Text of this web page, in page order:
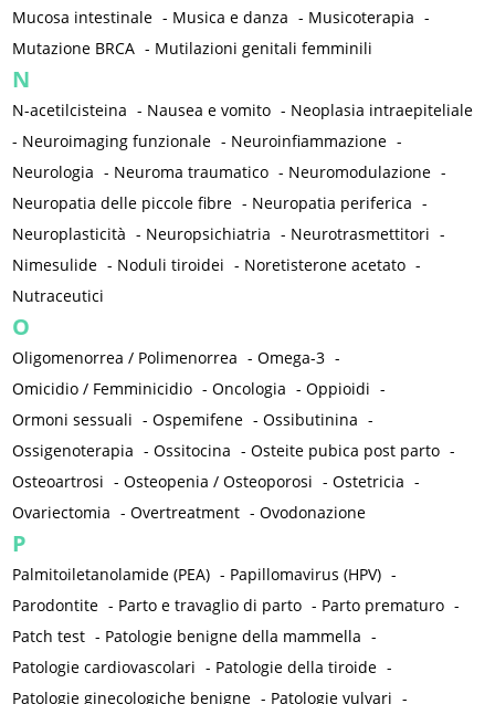
Mucosa intestinale - Musica e danza - Musicoterapia -
Mutazione BRCA - Mutilazioni genitali femminili
N
N-acetilcisteina - Nausea e vomito - Neoplasia intraepiteliale
- Neuroimaging funzionale - Neuroinfiammazione -
Neurologia - Neuroma traumatico - Neuromodulazione -
Neuropatia delle piccole fibre - Neuropatia periferica -
Neuroplasticità - Neuropsichiatria - Neurotrasmettitori -
Nimesulide - Noduli tiroidei - Noretisterone acetato -
Nutraceutici
O
Oligomenorrea / Polimenorrea -Omega-3 -
Omicidio / Femminicidio -Oncologia -Oppioidi -
Ormoni sessuali -Ospemifene -Ossibutinina -
Ossigenoterapia -Ossitocina -Osteite pubica post parto -
Osteoartrosi -Osteopenia / Osteoporosi -Ostetricia -
Ovariectomia -Overtreatment -Ovodonazione
P
Palmitoiletanolamide (PEA) - Papillomavirus (HPV) -
Parodontite - Parto e travaglio di parto - Parto prematuro -
Patch test - Patologie benigne della mammella -
Patologie cardiovascolari - Patologie della tiroide -
Patologie ginecologiche benigne - Patologie vulvari -